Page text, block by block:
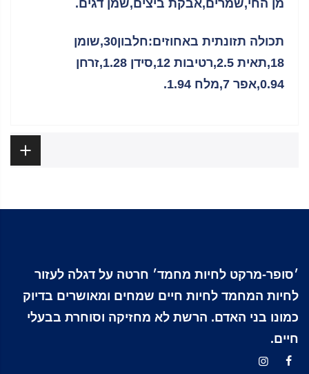
מן החי,שמרים,אבקת ביצים,שמן דגים.
תכולה תזונתית באחוזים:חלבון30,שומן
18,תאית 2.5,רטיבות 12,סידן 1.28,זרחן
0.94,אפר 7,מלח 1.94.
׳סופר-מרקט לחיות מחמד׳ חרטה על דגלה לעזור
לחיות המחמד לחיות חיים שמחים ומאושרים בדיוק
כמונו בני האדם. הרשת לא מחזיקה וסוחרת בבעלי
חיים.